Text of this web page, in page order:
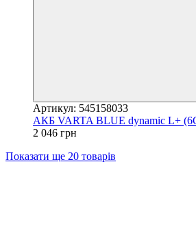
Артикул: 545158033
АКБ VARTA BLUE dynamic L+
2 046 грн
Показати ще 20 товарів